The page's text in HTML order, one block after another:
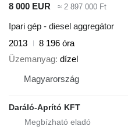
8 000 EUR
≈ 2 897 000 Ft
Ipari gép - diesel aggregátor
2013
8 196 óra
Üzemanyag dízel
Magyarország
Daráló-Aprító KFT